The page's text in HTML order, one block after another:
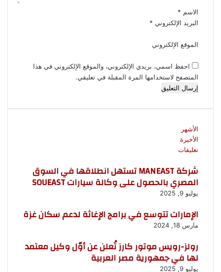
الاسم *
البريد الإلكتروني *
الموقع الإلكتروني
احفظ اسمي، بريدي الإلكتروني، والموقع الإلكتروني في هذا
المتصفح لاستخدامها المرة المقبلة في تعليقي.
الأشهر
الأخيرة
تعليقات
شركة MANEAST تستهل انطلاقها في السوق
المصري بالحصول على وكالة سيارات SOUEAST
يوليو 9, 2025
الإمارات تتوسع في برامج الإغاثة لدعم سكان غزة
مارس 18, 2024
رولز-رويس موتور كارز تُعلن عن أوّل وكيل معتمد
لها في جمهورية مصر العربية
يوليو 9, 2025